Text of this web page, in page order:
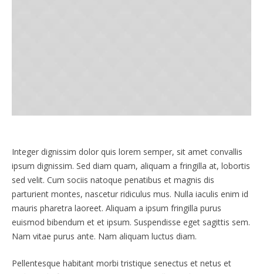
Integer dignissim dolor quis lorem semper, sit amet convallis
ipsum dignissim. Sed diam quam, aliquam a fringilla at, lobortis
sed velit. Cum sociis natoque penatibus et magnis dis
parturient montes, nascetur ridiculus mus. Nulla iaculis enim id
mauris pharetra laoreet. Aliquam a ipsum fringilla purus
euismod bibendum et et ipsum. Suspendisse eget sagittis sem.
Nam vitae purus ante. Nam aliquam luctus diam.
Pellentesque habitant morbi tristique senectus et netus et